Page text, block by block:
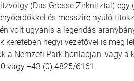
(Das Grosse Zirknitztal)
és messzire nyúló
volt ugyanis a legendás
keretében hegyi vezetővel is meg
a Nemzeti Park honlapján, vagy a
vagy +43 (0) 4825/6161